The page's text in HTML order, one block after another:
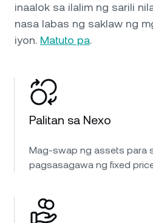
inaalok sa ilalim ng sarili
nasa labas ng saklaw ng
iyon. Matuto pa.
Palitan sa Nexo
Mag-swap ng assets para
pagsasagawa ng fixed